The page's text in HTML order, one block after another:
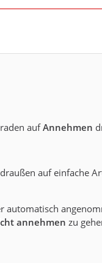
aufAnnehmen
auf einfache
automatisch
annehmen zu